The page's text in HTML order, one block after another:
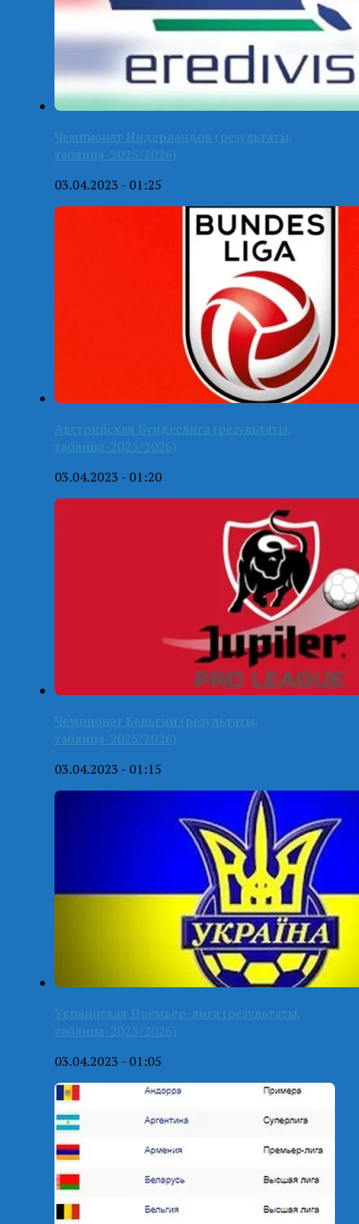
Чемпионат Нидерландов (результаты,
таблица-2025/2026)
03.04.2023 - 01:25
Австрийская Бундеслига (результаты,
таблица-2025/2026)
03.04.2023 - 01:20
Чемпионат Бельгии (результаты,
таблица-2025/2026)
03.04.2023 - 01:15
Украинская Премьер-лига (результаты,
таблица-2025/2026)
03.04.2023 - 01:05